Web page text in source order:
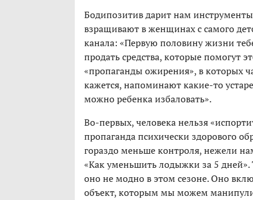
Бодипозитив дарит нам
взращивают в женщинах с самого
канала: «Первую половину жизни
продать средства, которые помогут
«пропаганды ожирения», в которых
кажется, напоминают какие-то
можно ребенка избаловать».
Во-первых, человека нельзя
пропаганда психически здорового
гораздо меньше контроля, нежели
«Как уменьшить лодыжки за 5
оно не модно в этом сезоне. Оно
объект, которым мы можем